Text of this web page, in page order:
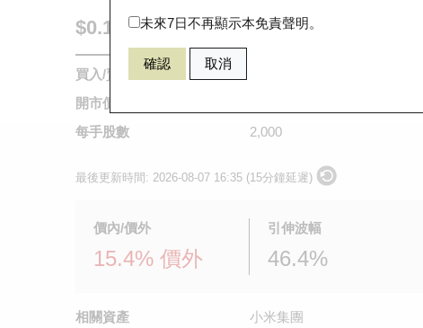
未來7日不再顯示本免責聲明。
確認 取消
$0.121 0.007 (-5.47%) 即時
買入/賣出價
開市價
每手股數
2,000
最後更新時間: 2026-08-07 16:35 (15分鐘延遲)
價內/價外
15.4% 價外
引伸波幅
46.4%
相關資產
小米集團